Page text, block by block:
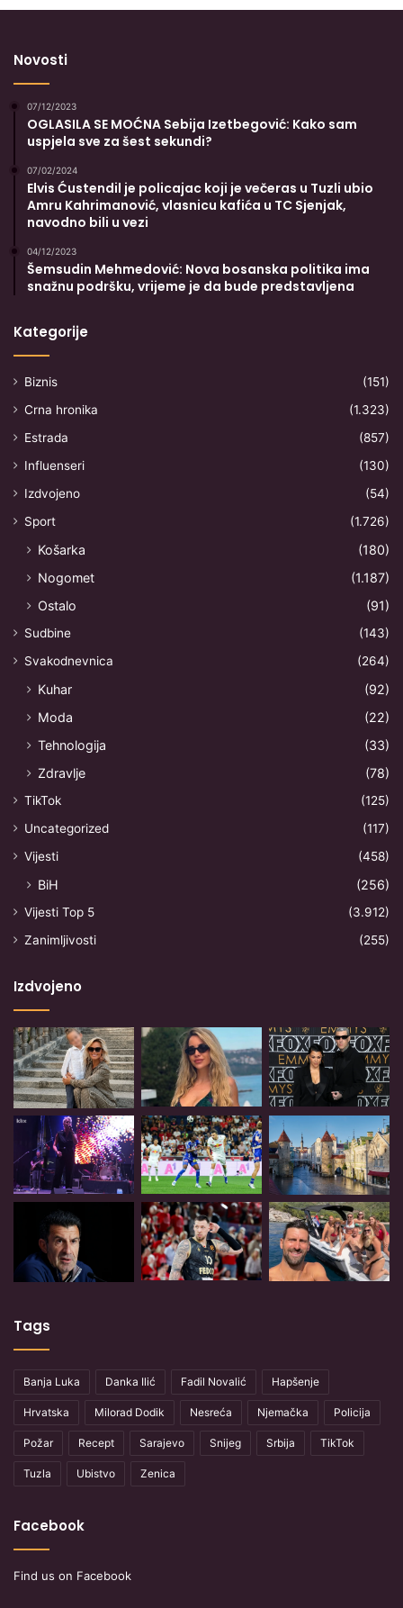
Novosti
07/12/2023
OGLASILA SE MOĆNA Sebija Izetbegović: Kako sam
uspjela sve za šest sekundi?
07/02/2024
Elvis Ćustendil je policajac koji je večeras u Tuzli ubio
Amru Kahrimanović, vlasnicu kafića u TC Sjenjak,
navodno bili u vezi
04/12/2023
Šemsudin Mehmedović: Nova bosanska politika ima
snažnu podršku, vrijeme je da bude predstavljena
Kategorije
Biznis
(151)
Crna hronika
(1.323)
Estrada
(857)
Influenseri
(130)
Izdvojeno
(54)
Sport
(1.726)
Košarka
(180)
Nogomet
(1.187)
Ostalo
(91)
Sudbine
(143)
Svakodnevnica
(264)
Kuhar
(92)
Moda
(22)
Tehnologija
(33)
Zdravlje
(78)
TikTok
(125)
Uncategorized
(117)
Vijesti
(458)
BiH (256)
Vijesti Top 5
(3.912)
Zanimljivosti
(255)
Izdvojeno
Tags
Banja Luka Danka Ilić Fadil Novalić Hapšenje
Hrvatska Milorad Dodik Nesreća Njemačka Policija
Požar Recept Sarajevo Snijeg Srbija TikTok
Tuzla Ubistvo Zenica
Facebook
Find us on Facebook